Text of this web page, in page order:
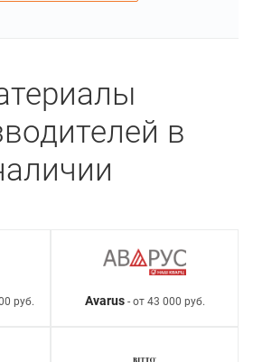
в
руб. Avarus- от 43 000 руб.